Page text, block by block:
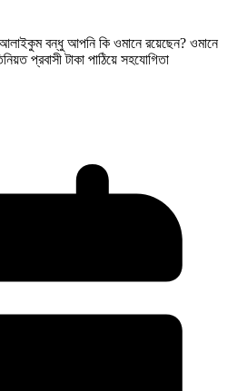
বন্ধু আপনি কি ওমানে রয়েছেন? ওমানে
প্রবাসী টাকা পাঠিয়ে সহযোগিতা